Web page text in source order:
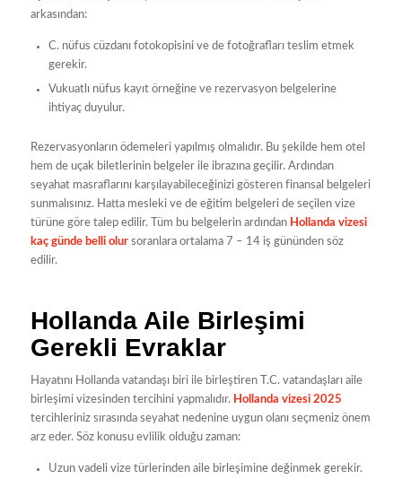
arkasından:
C. nüfus cüzdanı fotokopisini ve de fotoğrafları teslim etmek
gerekir.
Vukuatlı nüfus kayıt örneğine ve rezervasyon belgelerine
ihtiyaç duyulur.
Rezervasyonların ödemeleri yapılmış olmalıdır. Bu şekilde hem otel
hem de uçak biletlerinin belgeler ile ibrazına geçilir. Ardından
seyahat masraflarını karşılayabileceğinizi gösteren finansal belgeleri
sunmalısınız. Hatta mesleki ve de eğitim belgeleri de seçilen vize
türüne göre talep edilir. Tüm bu belgelerin ardından Hollanda vizesi
kaç günde belli olur soranlara ortalama 7 – 14 iş gününden söz
edilir.
Hollanda Aile Birleşimi
Gerekli Evraklar
Hayatını Hollanda vatandaşı biri ile birleştiren T.C. vatandaşları aile
birleşimi vizesinden tercihini yapmalıdır. Hollanda vizesi 2025
tercihleriniz sırasında seyahat nedenine uygun olanı seçmeniz önem
arz eder. Söz konusu evlilik olduğu zaman:
Uzun vadeli vize türlerinden aile birleşimine değinmek gerekir.